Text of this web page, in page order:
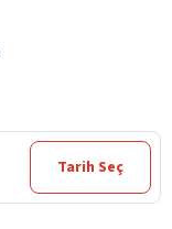
Tarih Seç